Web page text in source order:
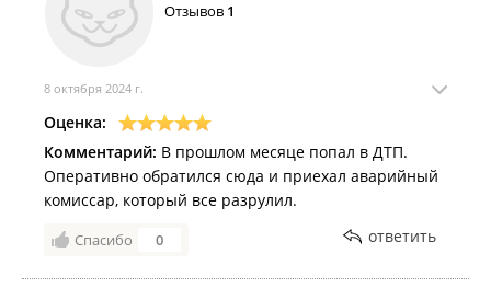
Отзывов 1
8 октября 2024 г.
Оценка:
Комментарий: В прошлом месяце попал в ДТП.
Оперативно обратился сюда и приехал аварийный
комиссар, который все разрулил.
Спасибо 0 ответить